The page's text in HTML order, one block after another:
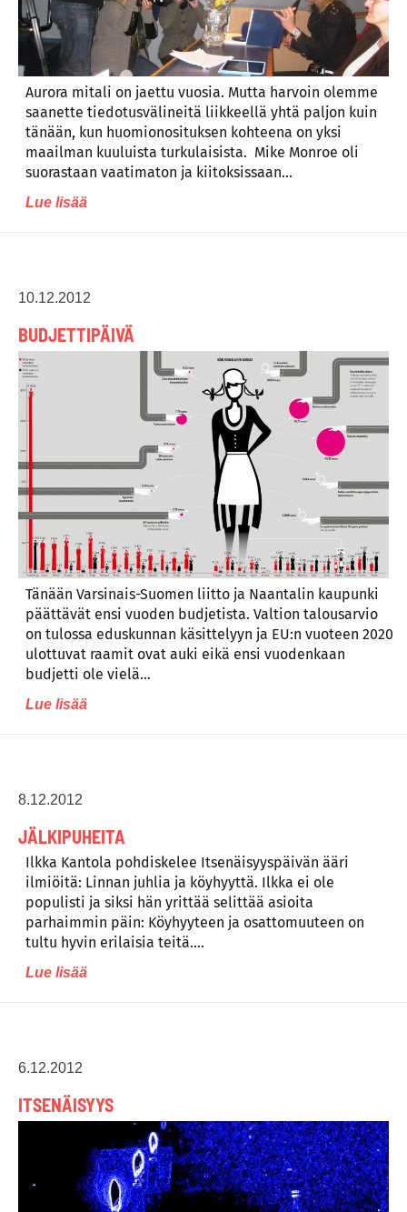
Aurora mitali on jaettu vuosia. Mutta harvoin olemme
saanette tiedotusvälineitä liikkeellä yhtä paljon kuin
tänään, kun huomionosituksen kohteena on yksi
maailman kuuluista turkulaisista. Mike Monroe oli
suorastaan vaatimaton ja kiitoksissaan…
Lue lisää
10.12.2012
BUDJETTIPÄIVÄ
Tänään Varsinais-Suomen liitto ja Naantalin kaupunki
päättävät ensi vuoden budjetista. Valtion talousarvio
on tulossa eduskunnan käsittelyyn ja EU:n vuoteen 2020
ulottuvat raamit ovat auki eikä ensi vuodenkaan
budjetti ole vielä…
Lue lisää
8.12.2012
JÄLKIPUHEITA
Ilkka Kantola pohdiskelee Itsenäisyyspäivän ääri
ilmiöitä: Linnan juhlia ja köyhyyttä. Ilkka ei ole
populisti ja siksi hän yrittää selittää asioita
parhaimmin päin: Köyhyyteen ja osattomuuteen on
tultu hyvin erilaisia teitä….
Lue lisää
6.12.2012
ITSENÄISYYS